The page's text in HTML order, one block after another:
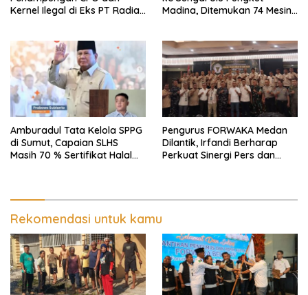
Kernel Ilegal di Eks PT Radian
Madina, Ditemukan 74 Mesin
Rusak
Amburadul Tata Kelola SPPG
di Sumut, Capaian SLHS
Masih 70 % Sertifikat Halal
Pemantau dan Pengawas
MBG
Pengurus FORWAKA Medan
Dilantik, Irfandi Berharap
Perkuat Sinergi Pers dan
Rekomendasi untuk kamu